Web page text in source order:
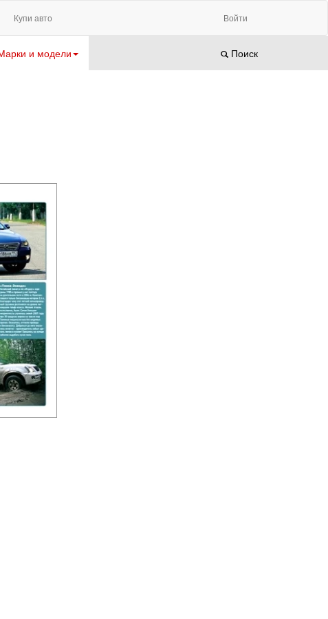
Купи авто Войти
и модели Поиск